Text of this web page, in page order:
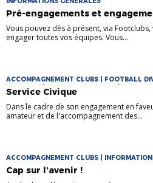
Pré-engagements et
Vous pouvez dès à présent, via
engager toutes vos équipes. Vous...
ACCOMPAGNEMENT CLUBS | FOOTBALL
ARBITRES | FORMATIONS CLUBS |
INFORMATIONS GÉNÉRALES
Service Civique
Dans le cadre de son engagement en
amateur et de l'accompagnement des...
ACCOMPAGNEMENT CLUBS |
Cap sur l’avenir !